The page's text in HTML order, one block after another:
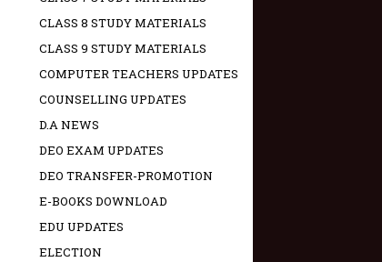
CLASS 8 STUDY MATERIALS
CLASS 9 STUDY MATERIALS
COMPUTER TEACHERS UPDATES
COUNSELLING UPDATES
D.A NEWS
DEO EXAM UPDATES
DEO TRANSFER-PROMOTION
E-BOOKS DOWNLOAD
EDU UPDATES
ELECTION